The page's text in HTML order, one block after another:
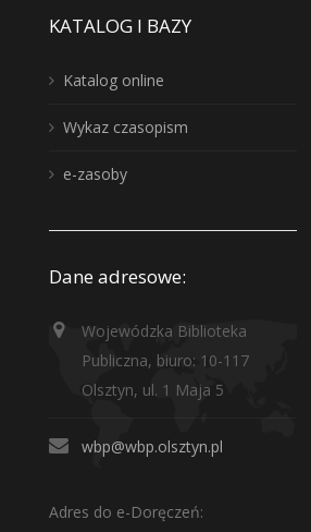
KATALOG I BAZY
Katalog online
Wykaz czasopism
e-zasoby
Dane adresowe:
Wojewódzka Biblioteka
Publiczna, biuro: 10-117
Olsztyn, ul. 1 Maja 5
wbp@wbp.olsztyn.pl
Adres do e-Doręczeń: